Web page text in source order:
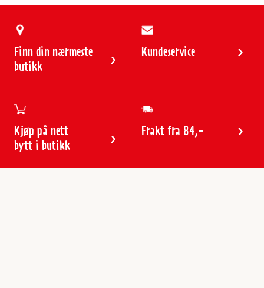
Finn din nærmeste
butikk
Kundeservice
Kjøp på nett
bytt i butikk
Frakt fra 84,-